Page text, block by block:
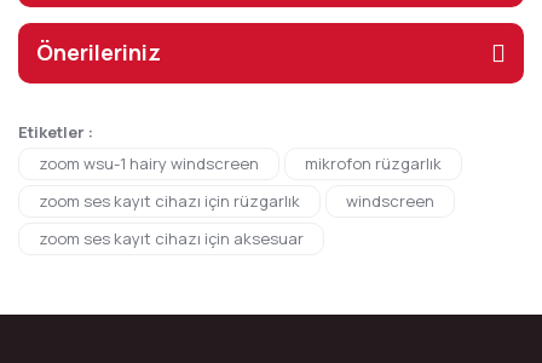
Önerileriniz
Etiketler :
zoom wsu-1 hairy windscreen
mikrofon rüzgarlık
zoom ses kayıt cihazı için rüzgarlık
windscreen
zoom ses kayıt cihazı için aksesuar